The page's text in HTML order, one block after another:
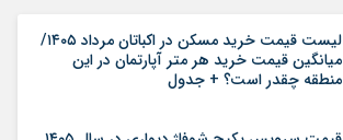
لیست قیمت خرید مسکن در اکباتان مرداد ۱۴۰۵/
میانگین قیمت خرید هر متر آپارتمان در این
منطقه چقدر است؟ + جدول